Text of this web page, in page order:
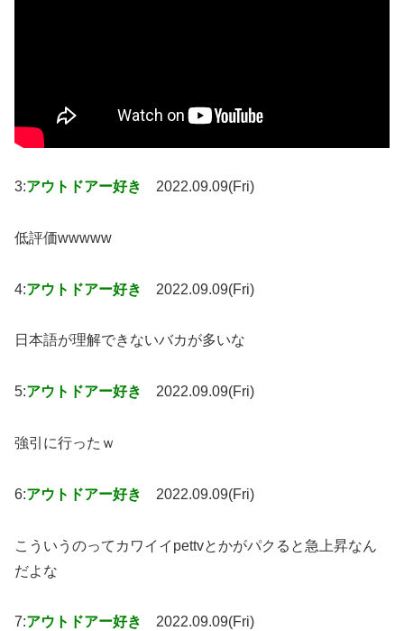
3:アウトドアー好き 2022.09.09(Fri)
低評価wwwww
4:アウトドアー好き 2022.09.09(Fri)
日本語が理解できないバカが多いな
5:アウトドアー好き 2022.09.09(Fri)
強引に行ったｗ
6:アウトドアー好き 2022.09.09(Fri)
こういうのってカワイイpettvとかがパクると急上昇なん
だよな
7:アウトドアー好き 2022.09.09(Fri)